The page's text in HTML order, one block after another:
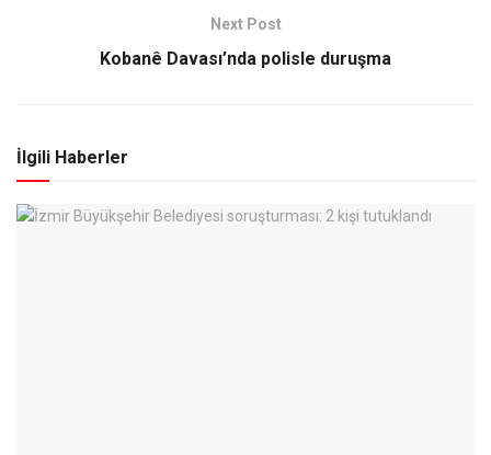
Next Post
Kobanê Davası’nda polisle duruşma
İlgili Haberler